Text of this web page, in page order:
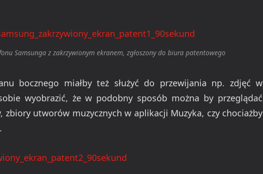
Samsunga z zakrzywionym ekranem, zgłoszony do biura patentowego
bocznego miałby też służyć do przewijania np. zdjęć w
wyobrazić, że w podobny sposób można by przeglądać
zbiory utworów muzycznych w aplikacji Muzyka, czy chociażby